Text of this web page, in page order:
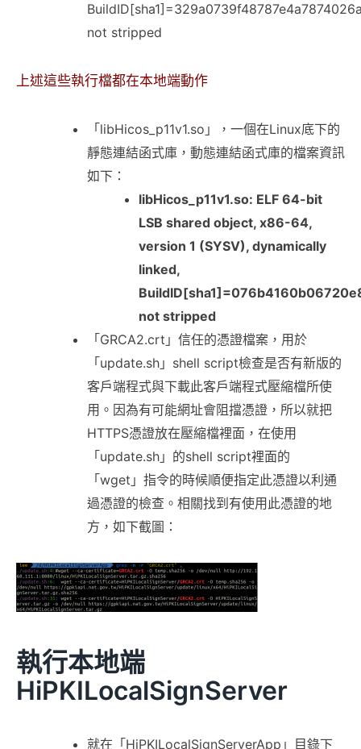
not stripped
上述這些執行檔都在本地端動作
「libHicos_p11v1.so」，一個在Linux底下的
靜態連結函式庫，動態連結函式庫的檔案資訊
如下：
libHicos_p11v1.so: ELF 64-bit
LSB shared object, x86-64,
version 1 (SYSV), dynamically
linked,
not stripped
「GRCA2.crt」信任的憑證檔案，用於
「update.sh」shell script檢查是否有新版的
客戶端程式與下載此客戶端程式壓縮檔所使
用。因為有可能網址會阻擋憑證，所以就把
HTTPS憑證放在壓縮檔裡面，在使用
「update.sh」的shell script裡面的
「wget」指令的時候順便指定此憑證以利通
過憑證的檢查。相關找到有使用此憑證的地
方，如下截圖：
執行本地端
HiPKILocalSignServer
就在「HiPKILocalSignServerApp」目錄下